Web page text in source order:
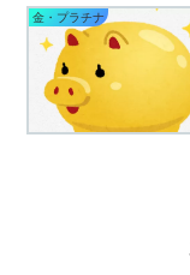
金・プラチナ